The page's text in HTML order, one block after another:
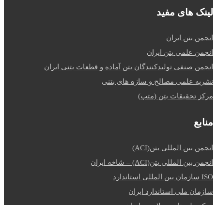
لینک های مفید
انجمن بتن ایران
انجمن علمی بتن ایران
انجمن صنفی تولیدکنندگان بتن آماده و قطعات بتنی ایران
نشریه علمی مصالح و سازه های بتنی
مرکز تحقیقات بتن (متب)
منابع
انجمن بین المللی بتن(ACI)
انجمن بین المللی بتن(ACI) – شاخه ایران
ISO سازمان بین المللی استاندارد
سازمان ملی استاندارد ایران